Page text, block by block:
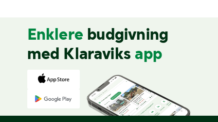
Enklere budgivning
med Klaraviks app